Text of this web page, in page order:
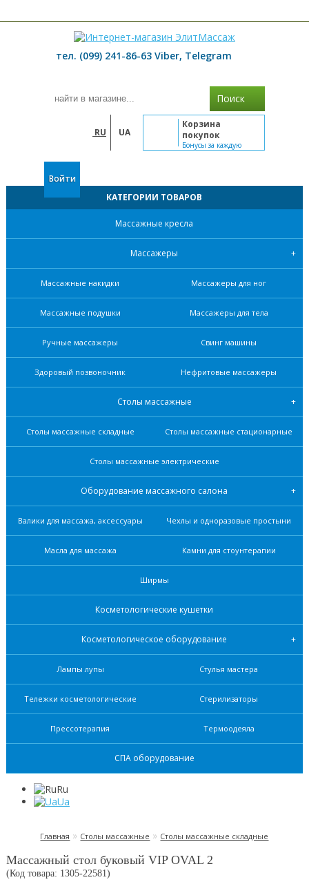
тел. (099) 241-86-63 Viber, Telegram
Поиск
RU UA
Корзина
покупок
Бонусы за каждую
покупку
Войти
КАТЕГОРИИ ТОВАРОВ
Массажные кресла
Массажеры
Массажные накидки Массажеры для ног
Массажные подушки Массажеры для тела
Ручные массажеры Свинг машины
Здоровый позвоночник Нефритовые масcажеры
Столы массажные
Столы массажные складные Столы массажные стационарные
Столы массажные электрические
Оборудование массажного салона
Валики для массажа, аксессуары Чехлы и одноразовые простыни
Масла для массажа Камни для стоунтерапии
Ширмы
Косметологические кушетки
Косметологическое оборудование
Лампы лупы Стулья мастера
Тележки косметологические Стерилизаторы
Прессотерапия Термоодеяла
СПА оборудование
Ru
Ua
Главная » Столы массажные » Столы массажные складные
Массажный стол буковый VIP OVAL 2
(Код товара: 1305-22581)